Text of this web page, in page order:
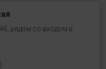
рядом со входом в